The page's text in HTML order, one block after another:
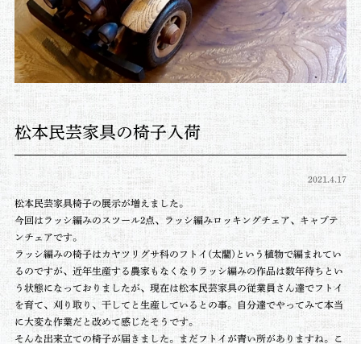
松本民芸家具の椅子入荷
2021.4.17
松本民芸家具椅子の展示が増えました。
今回はラッシ編みのスツール2点、ラッシ編みロッキングチェア、キャプテ
ンチェアです。
ラッシ編みの椅子はカヤツリグサ科のフトイ(太藺)という植物で編まれてい
るのですが、近年生産する農家もなくなりラッシ編みの作品は数年待ちとい
う状態になっておりましたが、現在は松本民芸家具の従業員さん達でフトイ
を育て、刈り取り、干してと生産しているとの事。自分達でやってみて本当
に大変な作業だと改めて感じたそうです。
そんな出来立ての椅子が届きました。まだフトイが青い所がありますね。こ